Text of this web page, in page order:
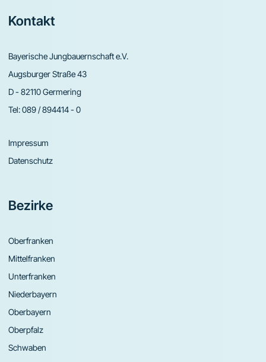
Footer
Kontakt
Bayerische Jungbauernschaft e.V.
Augsburger Straße 43
D - 82110 Germering
Tel:089 / 894414 - 0
Impressum
Datenschutz
Bezirke
Oberfranken
Mittelfranken
Unterfranken
Niederbayern
Oberbayern
Oberpfalz
Schwaben